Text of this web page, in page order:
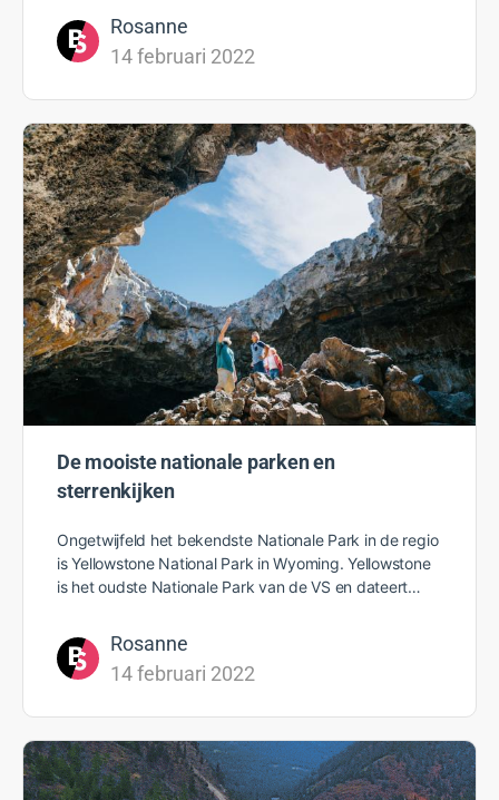
Rosanne
14 februari 2022
De mooiste nationale parken en
sterrenkijken
Ongetwijfeld het bekendste Nationale Park in de regio
is Yellowstone National Park in Wyoming. Yellowstone
is het oudste Nationale Park van de VS en dateert…
Rosanne
14 februari 2022